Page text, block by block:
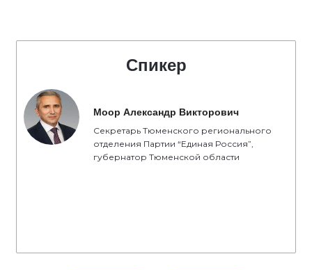
Спикер
Моор Александр Викторович
Секретарь Тюменского регионального
отделения Партии “Единая Россия”,
губернатор Тюменской области